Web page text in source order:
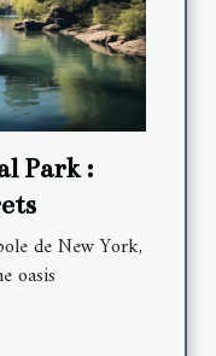
Park :
de New York,
oasis